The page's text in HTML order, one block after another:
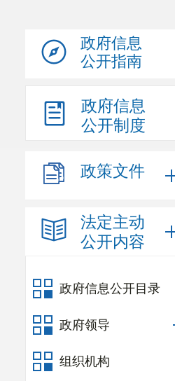
政府信息
公开指南
政府信息
公开制度
政策文件
法定主动
公开内容
政府信息公开目录
政府领导
组织机构